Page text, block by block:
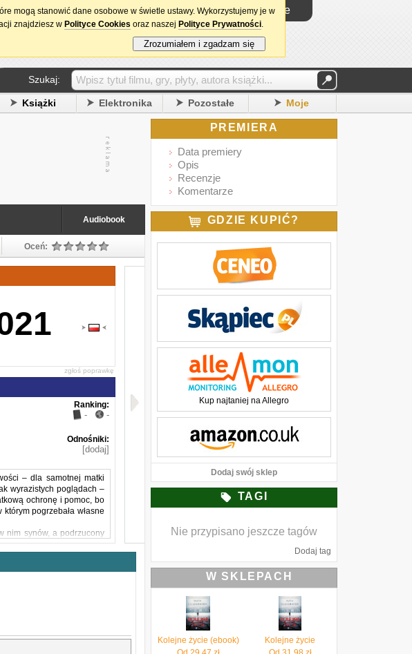
urodziny DataPremiery.pl Logowanie
Szukaj:
Książki Elektronika Pozostałe Moje
Audiobook
Oceń:
zgłoś poprawkę
Ranking:
- -
Odnośniki:
[dodaj]
– dla samotnej matki
wyrazistych poglądach –
ochronę i pomoc, bo
pogrzebała własne
nim synów, a podrzucony
ich porwaniu. Czas ucieka,
– samodzielnie
tragedii, niezałatwionych
PREMIERA
Data premiery
Opis
Recenzje
Komentarze
GDZIE KUPIĆ?
Kup najtaniej na Allegro
Dodaj swój sklep
TAGI
Nie przypisano jeszcze tagów
Dodaj tag
W SKLEPACH
Kolejne życie (ebook)
Kolejne życie
mogą stanowić dane osobowe w świetle ustawy. Wykorzystujemy je w
znajdziesz w Polityce Cookies oraz naszej Polityce Prywatności.
Zrozumiałem i zgadzam się